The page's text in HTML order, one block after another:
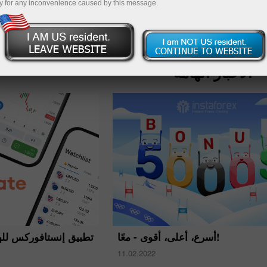
فتح حساب
الأخبار الهامة
تطبيق إنستافوركس
أسرع، أعلى، أقوى - معًا!
11.02.2022
for any inconvenience caused by this message.